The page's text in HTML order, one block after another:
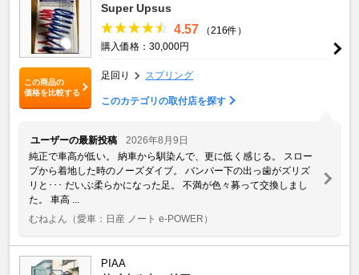
この商品の
価格を比較する
Super Upsus
4.57
（216件）
購入価格：30,000円
足回り スプリング
このカテゴリの取付店を探す
ユーザーの最新投稿
2026年8月9日
純正で車高が低い。 納車から馴染んで、更に低く感じる。 スロー
プから着地した時のノーズダイブ。 バンパー下の出っ歯がズリズ
リと･･･ だいぶ柔らかになった足。 不満が色々募って交換しまし
た。 車高 ...
むねよん （愛車：日産 ノート e-POWER）
PIAA